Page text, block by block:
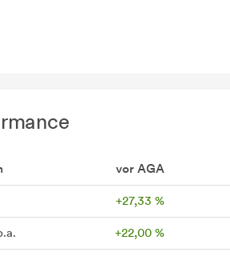
vor AGA
+27,33 %
+22,00 %